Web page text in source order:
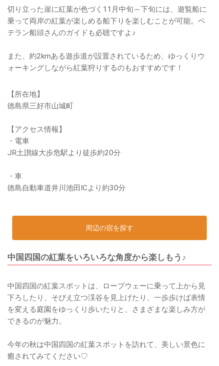
切り立った崖に紅葉が色づく11月中旬～下旬には、遊覧船に
乗って両岸の紅葉が楽しめる船下りを楽しむことが可能。ベ
テラン船頭さんのガイドも必聴ですよ♪
また、約2kmある遊歩道が設置されているため、ゆっくりウ
ォーキングしながら紅葉狩りするのもおすすめです！
【所在地】
徳島県三好市山城町
【アクセス情報】
・電車
JR土讃線大歩危駅より徒歩約20分
・車
徳島自動車道井川池田ICより約30分
周辺の宿を探す
中国四国の紅葉をいろいろな角度から楽しもう♪
中国四国の紅葉スポットは、ロープウェーに乗って上から見
下ろしたり、そびえ立つ渓谷を見上げたり、一歩歩けば表情
を変える庭園をゆっくり歩いたりと、さまざまな楽しみ方が
できるのが魅力。
今年の秋は中国四国の紅葉スポットを訪れて、美しい景色に
癒されてみてください♡